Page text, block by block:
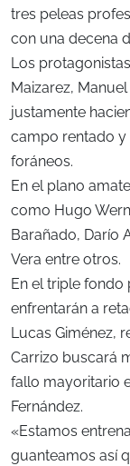
tres peleas
con una decena
Los
Maizarez,
justamente
campo rentado y
foráneos.
En el plano
como Hugo
Barañado, Darío
Vera entre otros.
En el triple fondo
enfrentarán a
Lucas Giménez,
Carrizo buscará
fallo mayoritario
Fernández.
«Estamos
guanteamos así